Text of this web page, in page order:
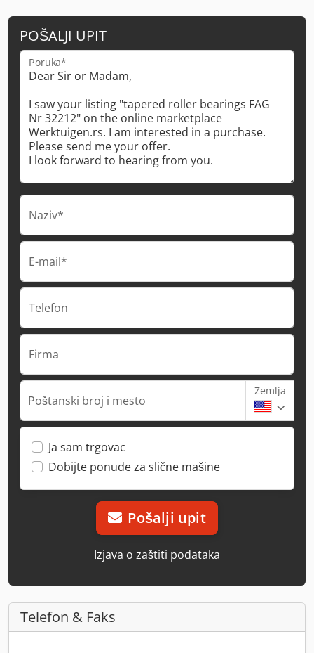
POŠALJI UPIT
Poruka*
Naziv*
E-mail*
Telefon
Firma
Poštanski broj i mesto
Zemlja
Ja sam trgovac
Dobijte ponude za slične mašine
Pošalji upit
Izjava o zaštiti podataka
Telefon & Faks